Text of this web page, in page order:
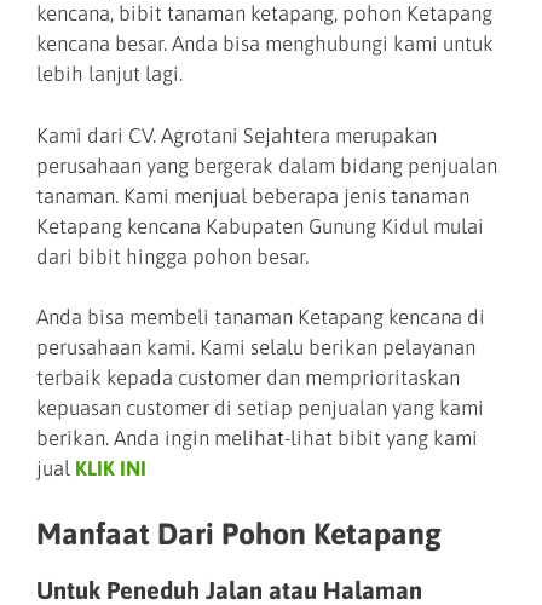
kencana, bibit tanaman ketapang, pohon Ketapang
kencana besar. Anda bisa menghubungi kami untuk
lebih lanjut lagi.
Kami dari CV. Agrotani Sejahtera merupakan
perusahaan yang bergerak dalam bidang penjualan
tanaman. Kami menjual beberapa jenis tanaman
Ketapang kencana Kabupaten Gunung Kidul mulai
dari bibit hingga pohon besar.
Anda bisa membeli tanaman Ketapang kencana di
perusahaan kami. Kami selalu berikan pelayanan
terbaik kepada customer dan memprioritaskan
kepuasan customer di setiap penjualan yang kami
berikan. Anda ingin melihat-lihat bibit yang kami
jual KLIK INI
Manfaat Dari Pohon Ketapang
Untuk Peneduh Jalan atau Halaman